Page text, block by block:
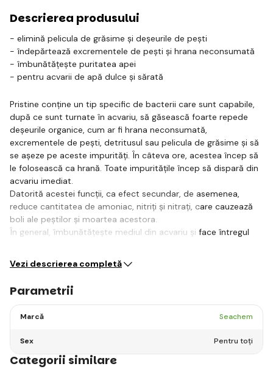
Descrierea produsului
- elimină pelicula de grăsime și deșeurile de pești
- îndepărtează excrementele de pești și hrana neconsumată
- îmbunătățește puritatea apei
- pentru acvarii de apă dulce și sărată
Pristine conține un tip specific de bacterii care sunt capabile,
după ce sunt turnate în acvariu, să găsească foarte repede
deșeurile organice, cum ar fi hrana neconsumată,
excrementele de pești, detritusul sau pelicula de grăsime și să
se așeze pe aceste impurități. În câteva ore, acestea încep să
le folosească ca hrană. Toate impuritățile încep să dispară din
acvariu imediat.
Datorită acestei funcții, ca efect secundar, de asemenea,
reduce cantitatea de amoniac, nitriți și nitrați, care cauzează
boli ale peștilor și moartea acestora.
În general, îmbunătățește mediul din acvariu și face întregul
Vezi descrierea completă
Parametrii
Marcă Seachem
Sex Pentru toți
Categorii similare